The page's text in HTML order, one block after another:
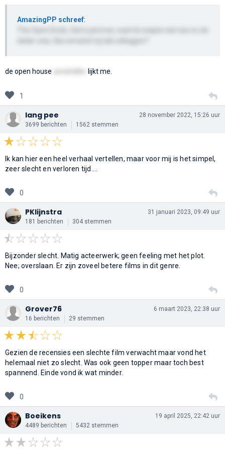
AmazingPP schreef:
de open house lijkt me.
1
lang pee
3699 berichten 1562 stemmen
28 november 2022, 15:26 uur
Ik kan hier een heel verhaal vertellen, maar voor mij is het simpel,
zeer slecht en verloren tijd....
0
PKlijnstra
181 berichten 304 stemmen
31 januari 2023, 09:49 uur
Bijzonder slecht. Matig acteerwerk; geen feeling met het plot.
Nee; overslaan. Er zijn zoveel betere films in dit genre.
0
Grover76
16 berichten 29 stemmen
6 maart 2023, 22:38 uur
Gezien de recensies een slechte film verwacht maar vond het
helemaal niet zo slecht. Was ook geen topper maar toch best
spannend. Einde vond ik wat minder.
0
Boeikens
4489 berichten 5432 stemmen
19 april 2025, 22:42 uur